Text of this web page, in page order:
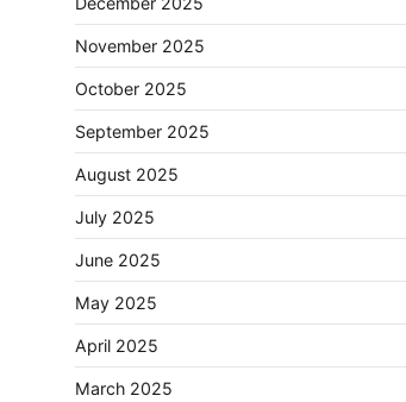
November 2025
October 2025
September 2025
August 2025
July 2025
June 2025
May 2025
April 2025
March 2025